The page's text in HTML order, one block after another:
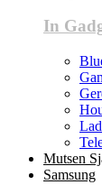
In
Mutsen
Samsung